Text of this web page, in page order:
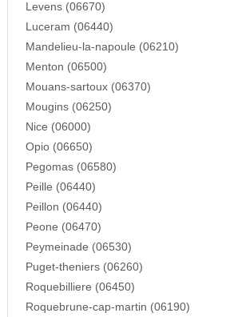
Levens (06670)
Luceram (06440)
Mandelieu-la-napoule (06210)
Menton (06500)
Mouans-sartoux (06370)
Mougins (06250)
Nice (06000)
Opio (06650)
Pegomas (06580)
Peille (06440)
Peillon (06440)
Peone (06470)
Peymeinade (06530)
Puget-theniers (06260)
Roquebilliere (06450)
Roquebrune-cap-martin (06190)